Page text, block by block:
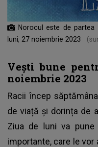
Norocul este de partea
luni, 27 noiembrie 2023
Vești bune
noiembrie 2023
Racii încep
de viață și dorința de
Ziua de luni va
importante, care le